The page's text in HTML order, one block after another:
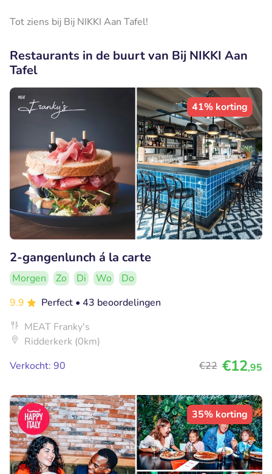
Tot ziens bij Bij NIKKI Aan Tafel!
Restaurants in de buurt van Bij NIKKI Aan
Tafel
41% korting
2-gangenlunch á la carte
Morgen Zo Di Wo
Do
9.9
Perfect • 43 beoordelingen
MEAT Franky's
Ridderkerk (0km)
Verkocht: 90
€22 €12,95
35% korting